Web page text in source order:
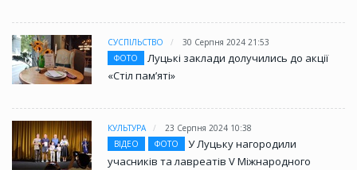
СУСПІЛЬСТВО
30 Серпня 2024 21:53
ФОТО
Луцькі заклади долучились до акції
«Стіл памʼяті»
КУЛЬТУРА
23 Серпня 2024 10:38
ВІДЕО
ФОТО
У Луцьку нагородили
учасників та лавреатів V Міжнародного